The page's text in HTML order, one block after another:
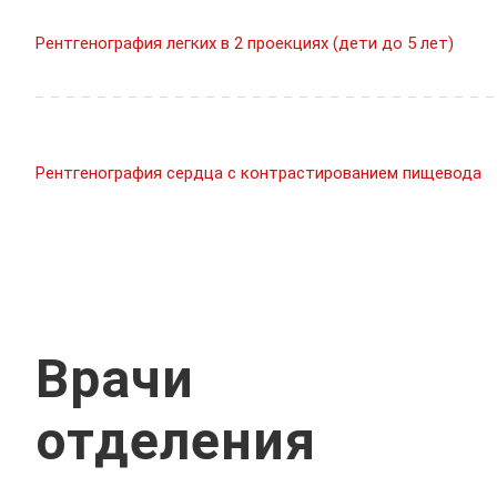
Рентгенография легких в 2 проекциях (дети до 5 лет)
Рентгенография сердца с контрастированием пищевода
Врачи
отделения